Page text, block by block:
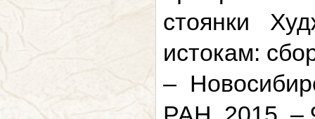
стоянки
истокам:
–